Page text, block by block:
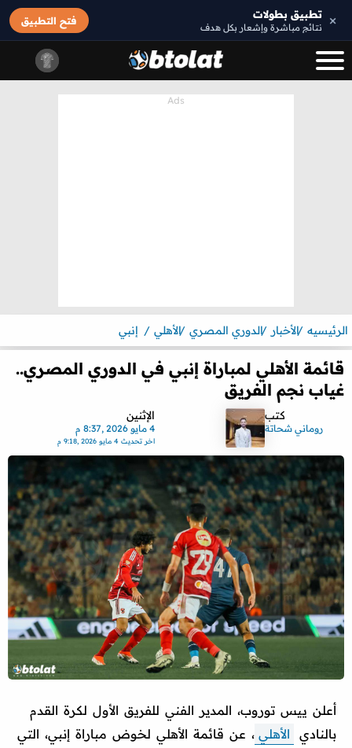
× تطبيق بطولات
نتائج مباشرة وإشعار بكل هدف
فتح التطبيق
الرئيسيه الأخبار الدوري المصري الأهلي إنبي
قائمة الأهلي لمباراة إنبي في الدوري المصري..
غياب نجم الفريق
كتب
روماني شحاتة
الإثنين
4 مايو 2026 ,8:37 م
اخر تحديث4 مايو 2026 ,9:18 م
أعلن ييس توروب، المدير الفني للفريق الأول لكرة القدم
بالنادي
الأهلي ، عن قائمة الأهلي لخوض مباراة إنبي، التي